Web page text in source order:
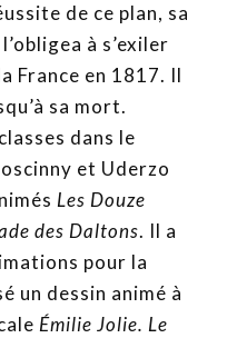
de ce plan, sa
à s’exiler
France en 1817. Il
sa mort.
dans le
et Uderzo
Les Douze
des Daltons. Il a
pour la
un dessin animé à
Émilie Jolie. Le